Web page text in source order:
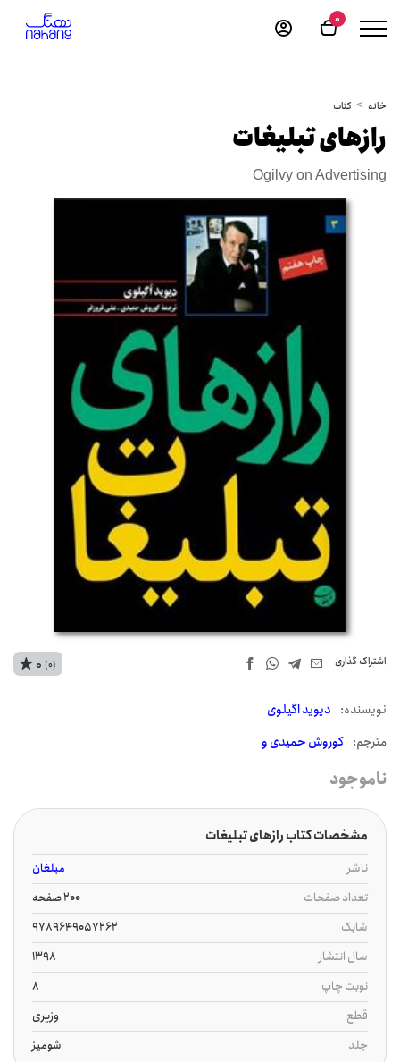
0
خانه کتاب
رازهای تبلیغات
Ogilvy on Advertising
اشتراک‌ گذاری
نويسنده: دیوید اگیلوی
مترجم: کوروش حمیدی و
0 (0)
ناموجود
مشخصات کتاب رازهای تبلیغات
ناشر
مبلغان
تعداد صفحات
200 صفحه
شابک
9789649057262
سال انتشار
1398
نوبت چاپ
8
قطع
وزیری
جلد
شومیز